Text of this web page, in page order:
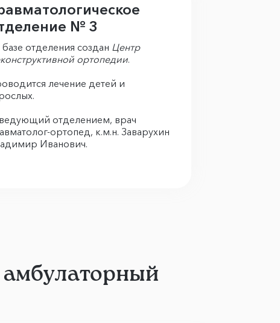
№ 3
базе отделения создан Центр
ортопедии.
лечение детей и
отделением, врач
ортопед, к.м.н. Заварухин
Иванович.
амбулаторный